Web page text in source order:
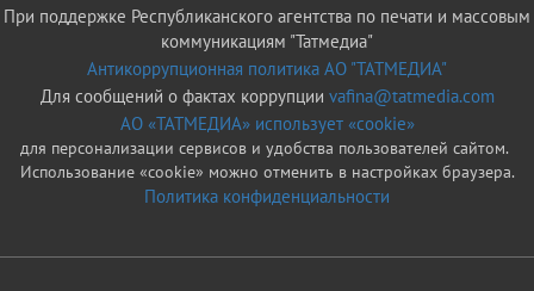
При поддержке Республиканского агентства по печати и массовым
коммуникациям "Татмедиа"
Антикоррупционная политика АО "ТАТМЕДИА"
Для сообщений о фактах коррупции vafina@tatmedia.com
АО «ТАТМЕДИА» использует «cookie»
для персонализации сервисов и удобства пользователей сайтом.
Использование «cookie» можно отменить в настройках браузера.
Политика конфиденциальности